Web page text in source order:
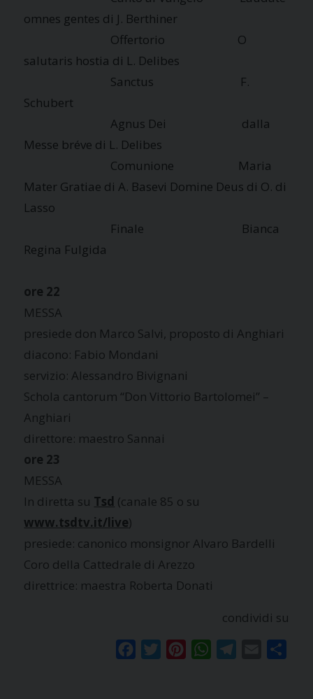
omnes gentes di J. Berthiner
Offertorio O
salutaris hostia di L. Delibes
Sanctus F.
Schubert
Agnus Dei dalla
Messe bréve di L. Delibes
Comunione Maria
Mater Gratiae di A. Basevi Domine Deus di O. di
Lasso
Finale Bianca
Regina Fulgida
ore 22
MESSA
presiede don Marco Salvi, proposto di Anghiari
diacono: Fabio Mondani
servizio: Alessandro Bivignani
Schola cantorum “Don Vittorio Bartolomei” –
Anghiari
direttore: maestro Sannai
ore 23
MESSA
In diretta su Tsd (canale 85 o su
www.tsdtv.it/live)
presiede: canonico monsignor Alvaro Bardelli
Coro della Cattedrale di Arezzo
direttrice: maestra Roberta Donati
condividi su
FacebookTwitterPinterestWhatsAppTelegram
Email